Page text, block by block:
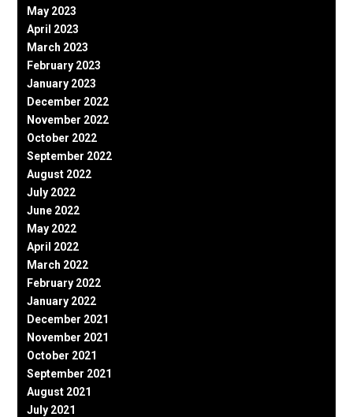
May 2023
April 2023
March 2023
February 2023
January 2023
December 2022
November 2022
October 2022
September 2022
August 2022
July 2022
June 2022
May 2022
April 2022
March 2022
February 2022
January 2022
December 2021
November 2021
October 2021
September 2021
August 2021
July 2021